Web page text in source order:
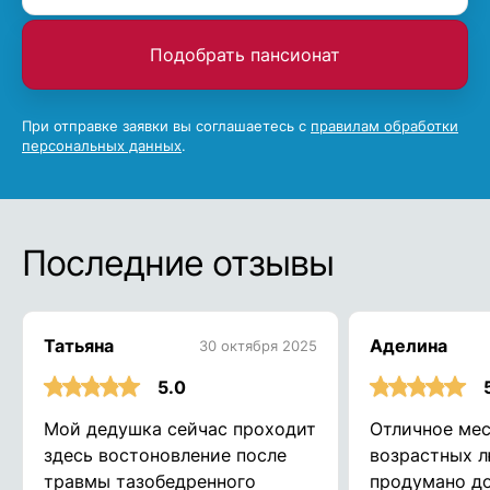
Подобрать пансионат
При отправке заявки вы соглашаетесь с правилам обработки
персональных данных.
Последние отзывы
Татьяна 30 октября 2025
5.0
Мой дедушка сейчас проходит
здесь востоновление после
травмы тазобедренного
Аделина
Отличное
возрастных
продумано